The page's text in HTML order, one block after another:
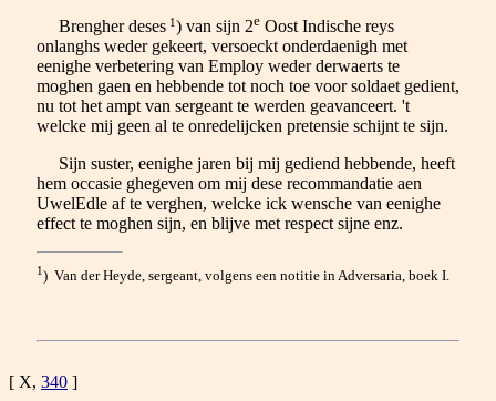
Brengher deses 1) van sijn 2e Oost Indische reys
onlanghs weder gekeert, versoeckt onderdaenigh met
eenighe verbetering van Employ weder derwaerts te
moghen gaen en hebbende tot noch toe voor soldaet gedient,
nu tot het ampt van sergeant te werden geavanceert. 't
welcke mij geen al te onredelijcken pretensie schijnt te sijn.
Sijn suster, eenighe jaren bij mij gediend hebbende, heeft
hem occasie ghegeven om mij dese recommandatie aen
UwelEdle af te verghen, welcke ick wensche van eenighe
effect te moghen sijn, en blijve met respect sijne enz.
1) Van der Heyde, sergeant, volgens een notitie in Adversaria, boek I.
[ X, 340 ]